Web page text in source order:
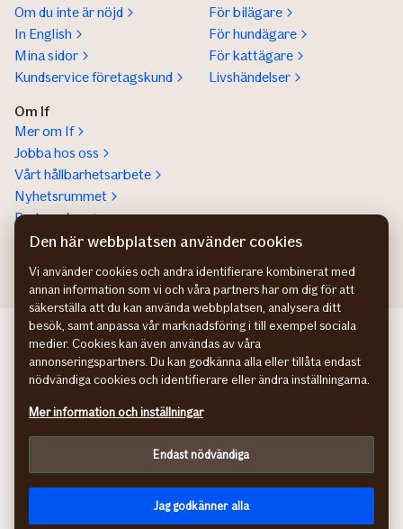
Om du inte är nöjd
In English
Mina sidor
Kundservice företagskund
För bilägare
För hundägare
För kattägare
Livshändelser
Om If
Mer om If
Jobba hos oss
Vårt hållbarhetsarbete
Nyhetsrummet
Partnerskap
Help a lot award
If Skadeforsikring NO
If Skadeforsikring DK
If Vahinkovakuutus FI
Information om tillgänglighet
Cookies
Kundomdömen
Anpassa webbplatsen
facebook
instagram
linkedin
youtube
Den här webbplatsen använder cookies
Vi använder cookies och andra identifierare kombinerat med
annan information som vi och våra partners har om dig för att
säkerställa att du kan använda webbplatsen, analysera ditt
besök, samt anpassa vår marknadsföring i till exempel sociala
medier. Cookies kan även användas av våra
annonseringspartners. Du kan godkänna alla eller tillåta endast
nödvändiga cookies och identifierare eller ändra inställningarna.
Mer information och inställningar
Endast nödvändiga
Jag godkänner alla